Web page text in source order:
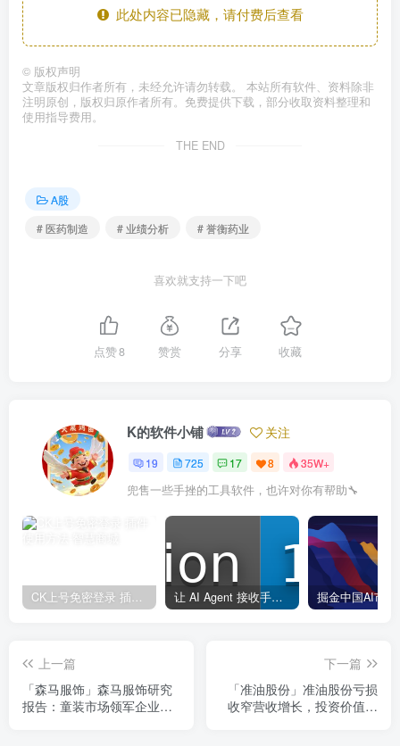
此处内容已隐藏，请付费后查看
© 版权声明
文章版权归作者所有，未经允许请勿转载。 本站所有软件、资料除非
注明原创，版权归原作者所有。免费提供下载，部分收取资料整理和
使用指导费用。
THE END
A股
# 医药制造
# 业绩分析 # 誉衡药业
喜欢就支持一下吧
点赞8 赞赏 分享 收藏
K的软件小铺 关注
19 725 17 8 35W+
兜售一些手挫的工具软件，也许对你有帮助🔧
CK上号免密登录 插件使用方法 让 AI Agent 接收手机短信验证码的 skill
上一篇
「森马服饰」森马服饰研究
报告：童装市场领军企业，
下一篇
「准油股份」准油股份亏损
收窄营收增长，投资价值如